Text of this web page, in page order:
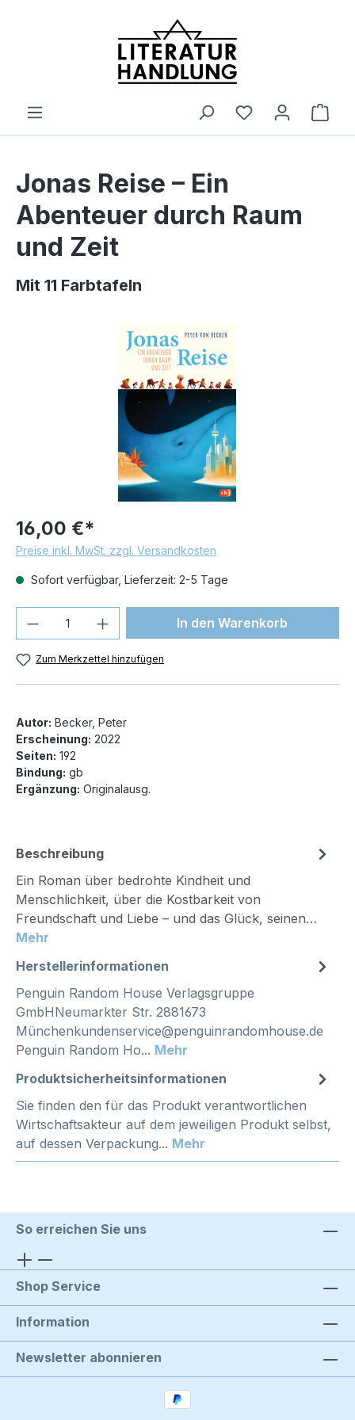
Jonas Reise – Ein
Abenteuer durch Raum
und Zeit
Mit 11 Farbtafeln
Bildergalerie überspringen
16,00 €*
Preise inkl. MwSt. zzgl. Versandkosten
Sofort verfügbar, Lieferzeit: 2-5 Tage
Produkt Anzahl: Gib denIn den Warenkorb
Zum Merkzettel hinzufügen
Autor: Becker, Peter
Erscheinung: 2022
Seiten: 192
Bindung: gb
Ergänzung: Originalausg.
Beschreibung
Ein Roman über bedrohte Kindheit und
Menschlichkeit, über die Kostbarkeit von
Freundschaft und Liebe – und das Glück, seinen…
Mehr
Herstellerinformationen
Penguin Random House Verlagsgruppe
GmbHNeumarkter Str. 2881673
Münchenkundenservice@penguinrandomhouse.de
Penguin Random Ho... Mehr
Produktsicherheitsinformationen
Sie finden den für das Produkt verantwortlichen
Wirtschaftsakteur auf dem jeweiligen Produkt selbst,
auf dessen Verpackung... Mehr
So erreichen Sie uns
Shop Service
Information
Newsletter abonnieren